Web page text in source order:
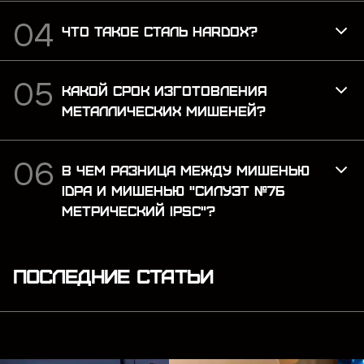
Сферы применения металлических
Металлические цели востребованы там, где
В военной подготовке – для отработки боевых
упражнений и тактических сценариев, где
выдерживает интенсивные занятия и сотни
выстрелов подряд.
В спортивных дисциплинах – IPSC, IDPA, Steel
силуэты стали стандартом.
ЧТО ТАКОЕ СТАЛЬ HARDOX?
КАКОЙ СРОК ИЗГОТОВЛЕНИЯ
МЕТАЛЛИЧЕСКИХ МИШЕНЕЙ?
В ЧЕМ РАЗНИЦА МЕЖДУ МИШЕНЬЮ
IDPA И МИШЕНЬЮ "СИЛУЭТ №7Б
МЕТРИЧЕСКИЙ IPSC"?
ПОСЛЕДНИЕ СТАТЬИ